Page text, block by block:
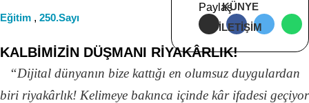
KÜNYE
İLETIŞIM
Eğitim , 250.Sayı
Paylaş
KALBİMİZİN DÜŞMANI RİYAKÂRLIK!
“Dijital dünyanın bize kattığı en olumsuz duygulardan
biri riyakârlık! Kelimeye bakınca içinde kâr ifadesi geçiyor